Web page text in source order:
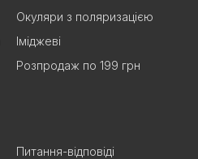
Окуляри з поляризацією
Іміджеві
Розпродаж по 199 грн
Питання-відповіді